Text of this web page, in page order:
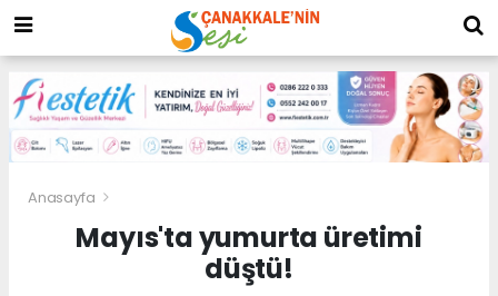
Anasayfa
Mayıs'ta yumurta üretimi
düştü!